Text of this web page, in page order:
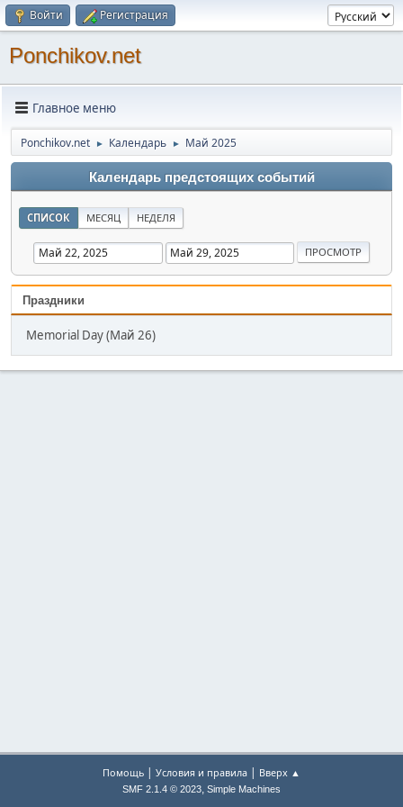
Войти Регистрация
Ponchikov.net
Главное меню
Ponchikov.net ► Календарь ► Май 2025
Календарь предстоящих событий
СПИСОК МЕСЯЦ НЕДЕЛЯ
Праздники
Memorial Day (Май 26)
Помощь | Условия и правила | Вверх ▲
SMF 2.1.4 © 2023, Simple Machines